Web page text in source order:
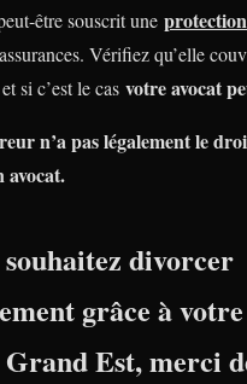
être souscrit une
Vérifiez qu’elle
si c’est le cas votre avocat
n’a pas légalement le
avocat.
souhaitez divorcer
grâce à votre
Grand Est, merci